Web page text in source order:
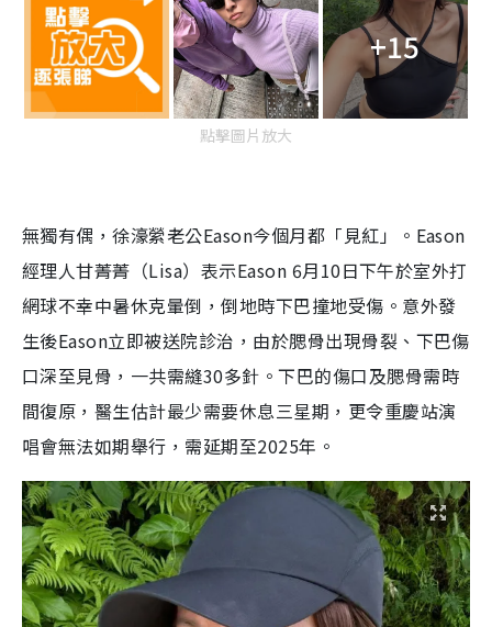
+15
點擊圖片放大
無獨有偶，徐濠縈老公Eason今個月都「見紅」。Eason
經理人甘菁菁（Lisa）表示Eason 6月10日下午於室外打
網球不幸中暑休克暈倒，倒地時下巴撞地受傷。意外發
生後Eason立即被送院診治，由於腮骨出現骨裂、下巴傷
口深至見骨，一共需縫30多針。下巴的傷口及腮骨需時
間復原，醫生估計最少需要休息三星期，更令重慶站演
唱會無法如期舉行，需延期至2025年。